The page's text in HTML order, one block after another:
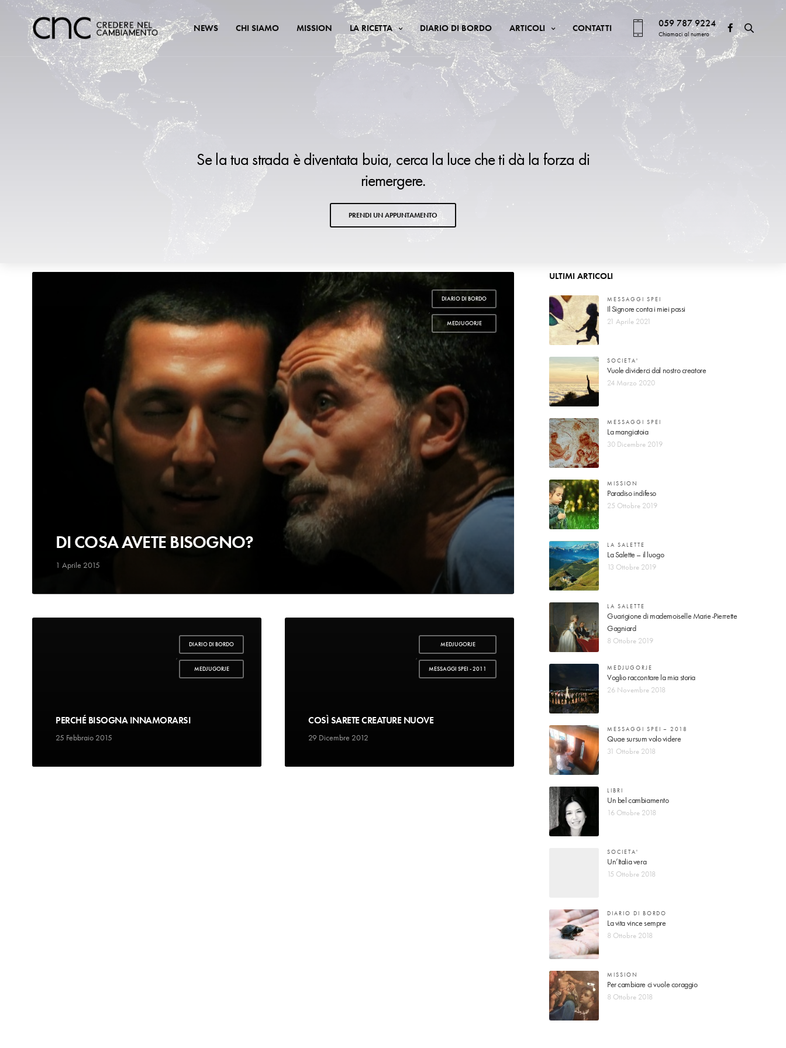
NEWS CHI SIAMO MISSION LA RICETTA DIARIO DI BORDO ARTICOLI CONTATTI 059 787 9224
Chiamaci al numero
Se la tua strada è diventata buia, cerca la luce che ti dà la forza di
riemergere.
PRENDI UN APPUNTAMENTO
DIARIO DI BORDO
,
MEDJUGORJE
DI COSA AVETE BISOGNO?
1 Aprile 2015
DIARIO DI BORDO
,
MEDJUGORJE
PERCHÉ BISOGNA INNAMORARSI
25 Febbraio 2015
MEDJUGORJE
,
MESSAGGI SPEI - 2011
COSÌ SARETE CREATURE NUOVE
29 Dicembre 2012
ULTIMI ARTICOLI
MESSAGGI SPEI
Il Signore conta i miei passi
21 Aprile 2021
SOCIETA'
Vuole dividerci dal nostro creatore
24 Marzo 2020
MESSAGGI SPEI
La mangiatoia
30 Dicembre 2019
MISSION
Paradiso indifeso
25 Ottobre 2019
LA SALETTE
La Salette – il luogo
13 Ottobre 2019
LA SALETTE
Guarigione di mademoiselle Marie-Pierrette
Gagniard
8 Ottobre 2019
MEDJUGORJE
Voglio raccontare la mia storia
26 Novembre 2018
MESSAGGI SPEI – 2018
Quae sursum volo videre
31 Ottobre 2018
LIBRI
Un bel cambiamento
16 Ottobre 2018
SOCIETA'
Un’Italia vera
15 Ottobre 2018
DIARIO DI BORDO
La vita vince sempre
8 Ottobre 2018
MISSION
Per cambiare ci vuole coraggio
8 Ottobre 2018